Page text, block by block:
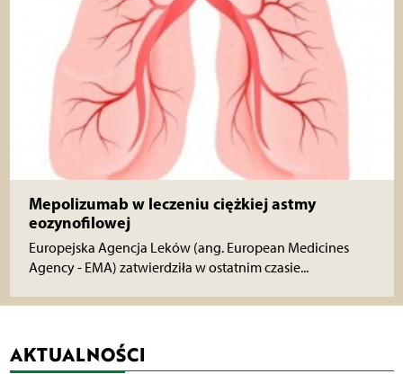
Mepolizumab w leczeniu ciężkiej astmy
eozynofilowej
Europejska Agencja Leków (ang. European Medicines
Agency - EMA) zatwierdziła w ostatnim czasie...
AKTUALNOŚCI